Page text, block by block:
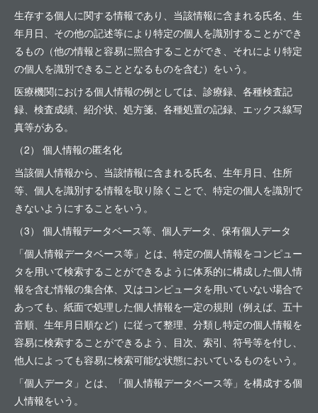
生存する個人に関する情報であり、当該情報に含まれる氏名、生
年月日、その他の記述等により特定の個人を識別することができ
るもの（他の情報と容易に照合することができ、それにより特定
の個人を識別できることとなるものを含む）をいう。
医療機関における個人情報の例としては、診療録、各種検査記
録、検査成績、紹介状、処方箋、各種処置の記録、エックス線写
真等がある。
（2） 個人情報の匿名化
当該個人情報から、当該情報に含まれる氏名、生年月日、住所
等、個人を識別する情報を取り除くことで、特定の個人を識別で
きないようにすることをいう。
（3） 個人情報データベース等、個人データ、保有個人データ
「個人情報データベース等」とは、特定の個人情報をコンピュー
タを用いて検索することができるように体系的に構成した個人情
報を含む情報の集合体、又はコンピュータを用いていない場合で
あっても、紙面で処理した個人情報を一定の規則（例えば、五十
音順、生年月日順など）に従って整理、分類し特定の個人情報を
容易に検索することができるよう、目次、索引、符号等を付し、
他人によっても容易に検索可能な状態においているものをいう。
「個人データ」とは、「個人情報データベース等」を構成する個
人情報をいう。